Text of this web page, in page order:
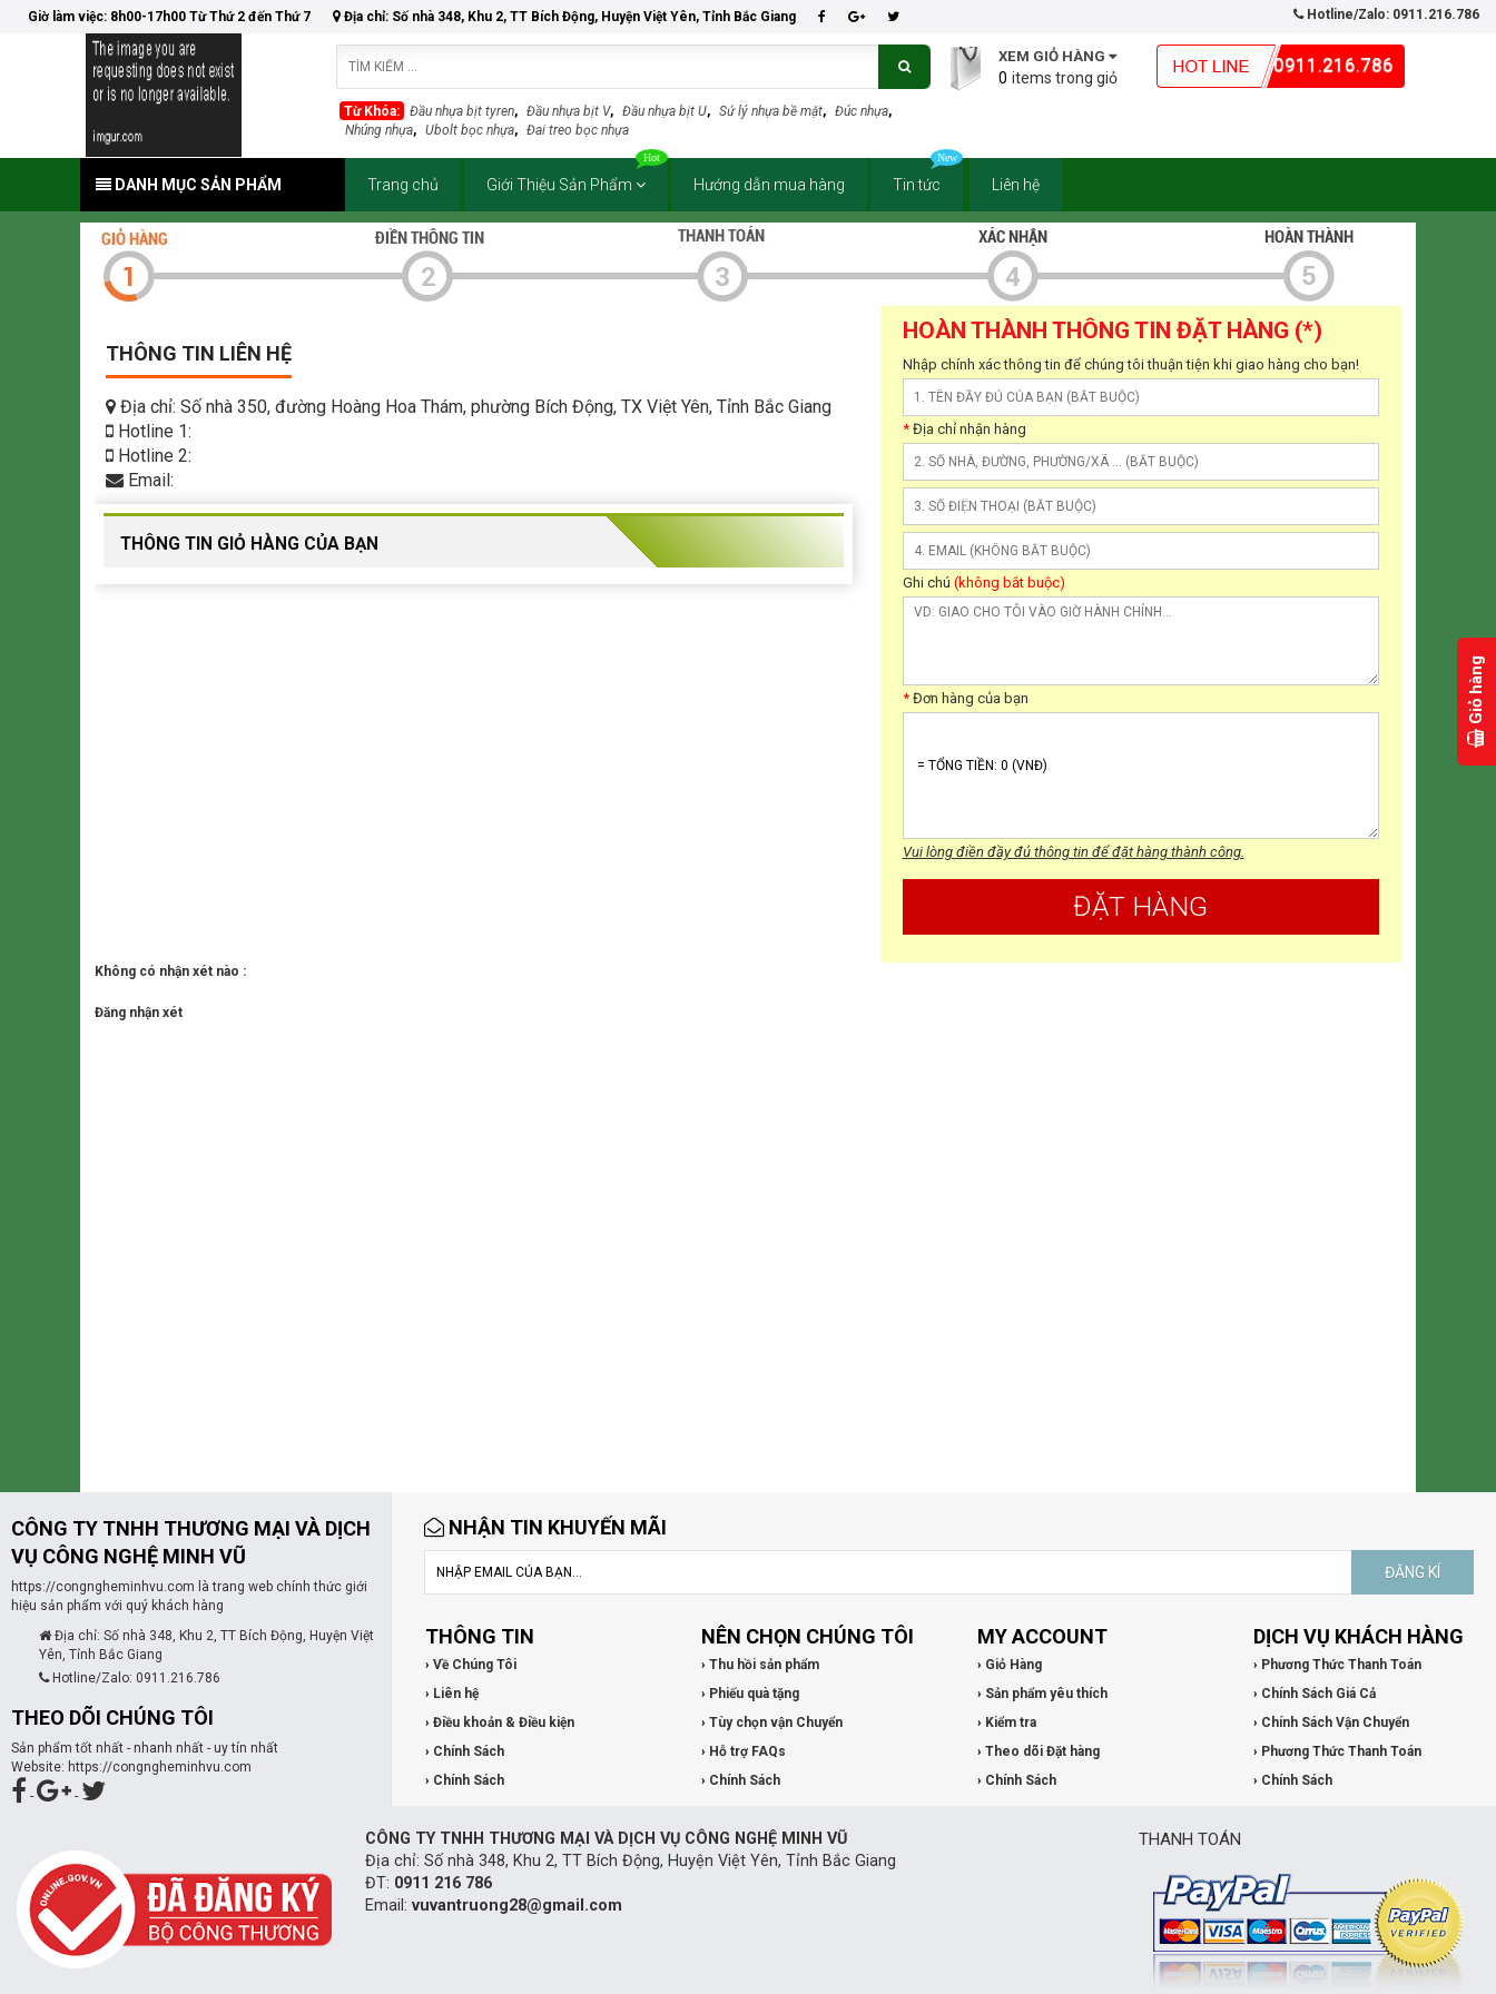
Giờ làm việc: 8h00-17h00 Từ Thứ 2 đến Thứ 7 Địa chỉ: Số nhà 348, Khu 2, TT Bích Động, Huyện Việt Yên, Tỉnh Bắc Giang Hotline/Zalo: 0911.216.786
Từ Khóa: Đầu nhựa bịt tyren, Đầu nhựa bịt V, Đầu nhựa bịt U, Sử lý nhựa bề mặt, Đúc nhựa,
Nhúng nhựa, Ubolt bọc nhựa, Đai treo bọc nhựa
0
XEM GIỎ HÀNG 0911.216.786
DANH MỤC SẢN PHẨM Trang chủ Giới Thiệu Sản Phẩm Hướng dẫn mua hàng Tin tức Liên hệ
HOÀN THÀNH THÔNG TIN ĐẶT HÀNG (*)
Nhập chính xác thông tin để chúng tôi thuận tiện khi giao hàng cho bạn!
*Địa chỉ nhận hàng
Ghi chú (không bắt buộc)
*Đơn hàng của bạn
Vui lòng điền đầy đủ thông tin để đặt hàng thành công.
THÔNG TIN LIÊN HỆ
Địa chỉ: Số nhà 350, đường Hoàng Hoa Thám, phường Bích Động, TX Việt Yên, Tỉnh Bắc Giang
Hotline 1:
Hotline 2:
Email:
THÔNG TIN GIỎ HÀNG CỦA BẠN
Không có nhận xét nào :
Đăng nhận xét
CÔNG TY TNHH THƯƠNG MẠI VÀ DỊCH
VỤ CÔNG NGHỆ MINH VŨ
https://congngheminhvu.com là trang web chính thức giới
hiệu sản phẩm với quý khách hàng
Địa chỉ: Số nhà 348, Khu 2, TT Bích Động, Huyện Việt
Yên, Tỉnh Bắc Giang
Hotline/Zalo: 0911.216.786
THEO DÕI CHÚNG TÔI
Sản phẩm tốt nhất - nhanh nhất - uy tín nhất
Website: https://congngheminhvu.com
-
-
NHẬN TIN KHUYẾN MÃI
ĐĂNG KÍ
THÔNG TIN
› Về Chúng Tôi
› Liên hệ
› Điều khoản & Điều kiện
› Chính Sách
› Chính Sách
NÊN CHỌN CHÚNG TÔI
› Thu hồi sản phẩm
› Phiếu quà tặng
› Tùy chọn vận Chuyển
› Hỗ trợ FAQs
› Chính Sách
MY ACCOUNT
› Giỏ Hàng
› Sản phẩm yêu thích
› Kiểm tra
› Theo dõi Đặt hàng
› Chính Sách
DỊCH VỤ KHÁCH HÀNG
› Phương Thức Thanh Toán
› Chính Sách Giá Cả
› Chính Sách Vận Chuyển
› Phương Thức Thanh Toán
› Chính Sách
CÔNG TY TNHH THƯƠNG MẠI VÀ DỊCH VỤ CÔNG NGHỆ MINH VŨ
Địa chỉ: Số nhà 348, Khu 2, TT Bích Động, Huyện Việt Yên, Tỉnh Bắc Giang
ĐT: 0911 216 786
Email:vuvantruong28@gmail.com
THANH TOÁN
G
i
ỏ
h
à
n
g
(
x
e
m